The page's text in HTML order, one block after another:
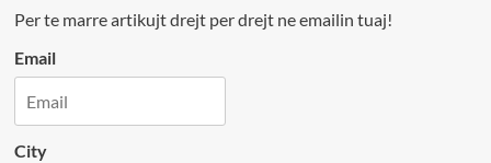
Per te marre artikujt drejt per drejt ne emailin tuaj!
Email
City